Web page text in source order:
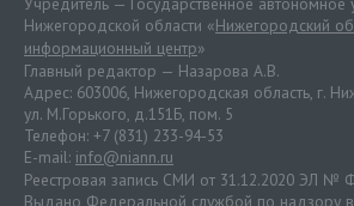
Нижегородской области «Нижегородский
информационный центр»
Главный редактор — Назарова А.В.
Адрес: 603006, Нижегородская область, г.
ул. М.Горького, д.151Б, пом. 5
Телефон: +7 (831) 233-94-53
E-mail: info@niann.ru
Реестровая запись СМИ от 31.12.2020 ЭЛ №
Выдано Федеральной службой по надзору в